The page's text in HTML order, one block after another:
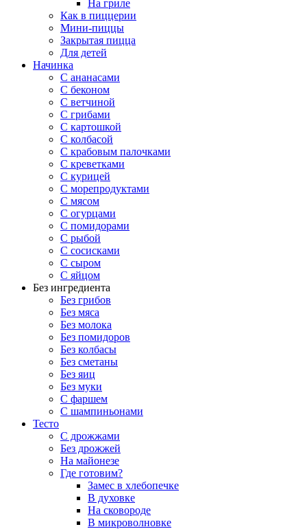
На гриле
Как в пиццерии
Мини-пиццы
Закрытая пицца
Для детей
Начинка
С ананасами
С беконом
С ветчиной
С грибами
С картошкой
С колбасой
С крабовым палочками
С креветками
С курицей
С морепродуктами
С мясом
С огурцами
С помидорами
С рыбой
С сосисками
С сыром
С яйцом
Без ингредиента
Без грибов
Без мяса
Без молока
Без помидоров
Без колбасы
Без сметаны
Без яиц
Без муки
С фаршем
С шампиньонами
Тесто
С дрожжами
Без дрожжей
На майонезе
Где готовим?
Замес в хлебопечке
В духовке
На сковороде
В микроволновке